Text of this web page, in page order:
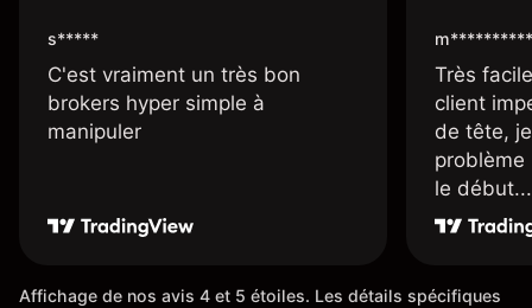
s*****
C'est vraiment un très bon
brokers hyper simple à
manipuler
m**********
Très
client
de tête,
problème
le début...
Affichage de nos avis 4 et 5 étoiles. Les détails spécifiques